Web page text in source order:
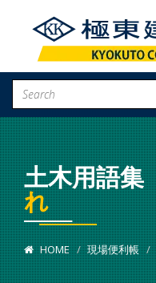
土木用語集
れ
HOME 現場便利帳